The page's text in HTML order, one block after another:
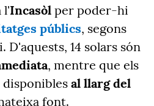
l'Incasòl per poder-hi
públics, segons
14 solars són
, mentre que els
disponibles al llarg del
font.